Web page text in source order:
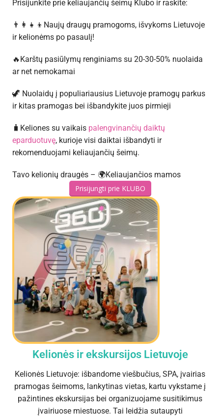
Prisijunkite prie keliaujančių šeimų Klubo ir raskite:
👨‍👩‍👧‍👦Naujų draugų pramogoms, išvykoms Lietuvoje
ir kelionėms po pasaulį!
🔥Karštų pasiūlymų renginiams su 20-30-50% nuolaida
ar net nemokamai
🦖 Nuolaidų į populiariausius Lietuvoje pramogų parkus
ir kitas pramogas bei išbandykite juos pirmieji
🧳Keliones su vaikais palengvinančių daiktų
eparduotuvę, kurioje visi daiktai išbandyti ir
rekomenduojami keliaujančių šeimų.
Tavo kelionių draugės – 🌍Keliaujančios mamos
Prisijungti prie KLUBO
Kelionės ir ekskursijos Lietuvoje
Kelionės Lietuvoje: išbandome viešbučius, SPA, įvairias
pramogas šeimoms, lankytinas vietas, kartu vykstame į
pažintines ekskursijas bei organizuojame susitikimus
įvairiuose miestuose. Tai leidžia sutaupyti